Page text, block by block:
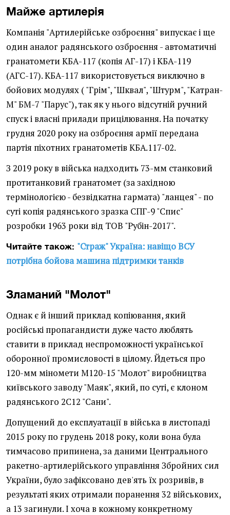
Майже артилерія
Компанія "Артилерійське озброєння" випускає і ще
один аналог радянського озброєння - автоматичні
гранатомети КБА-117 (копія АГ-17) і КБА-119
(АГС-17). КБА-117 використовується виключно в
бойових модулях ( "Грім", "Шквал", "Штурм", "Катран-
М" БМ-7 "Парус"), так як у нього відсутній ручний
спуск і власні прилади прицілювання. На початку
грудня 2020 року на озброєння армії передана
партія піхотних гранатометів КБА.117-02.
З 2019 року в війська надходить 73-мм станковий
протитанковий гранатомет (за західною
термінологією - безвідкатна гармата) "ланцея" - по
суті копія радянського зразка СПГ-9 "Спис"
розробки 1963 роки від ТОВ "Рубін-2017".
Читайте також: "Страж" Україна: навіщо ВСУ
потрібна бойова машина підтримки танків
Зламаний "Молот"
Однак є й інший приклад копіювання, який
російські пропагандисти дуже часто люблять
ставити в приклад неспроможності української
оборонної промисловості в цілому. Йдеться про
120-мм міномети М120-15 "Молот" виробництва
київського заводу "Маяк", який, по суті, є клоном
радянського 2С12 "Сани".
Допущений до експлуатації в війська в листопаді
2015 року по грудень 2018 року, коли вона була
тимчасово припинена, за даними Центрального
ракетно-артилерійського управління Збройних сил
України, було зафіксовано дев'ять їх розривів, в
результаті яких отримали поранення 32 військових,
а 13 загинули. І хоча в кожному конкретному